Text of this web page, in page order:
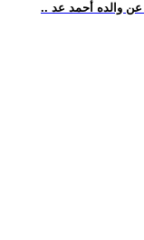
والده أحمد عد